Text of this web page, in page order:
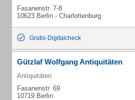
Fasanenstr. 7-8
10623 Berlin - Charlottenburg
Gratis-Digitalcheck
Gützlaf Wolfgang Antiquitäten
Antiquitäten
Fasanenstr. 69
10719 Berlin